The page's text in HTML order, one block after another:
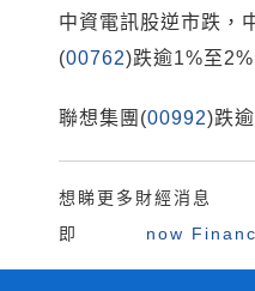
中資電訊股逆市跌，
(00762)跌逾1%至2%
聯想集團(00992)跌
想睇更多財經消息
即
now